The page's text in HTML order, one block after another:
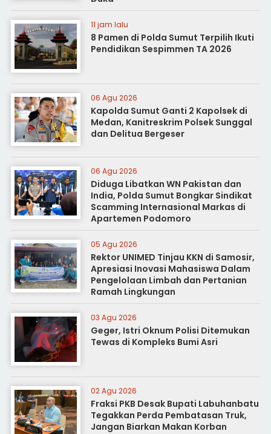
11 jam lalu
8 Pamen di Polda Sumut Terpilih Ikuti
Pendidikan Sespimmen TA 2026
06 Agu 2026
Kapolda Sumut Ganti 2 Kapolsek di
Medan, Kanitreskrim Polsek Sunggal
dan Delitua Bergeser
06 Agu 2026
Diduga Libatkan WN Pakistan dan
India, Polda Sumut Bongkar Sindikat
Scamming Internasional Markas di
Apartemen Podomoro
05 Agu 2026
Rektor UNIMED Tinjau KKN di Samosir,
Apresiasi Inovasi Mahasiswa Dalam
Pengelolaan Limbah dan Pertanian
Ramah Lingkungan
03 Agu 2026
Geger, Istri Oknum Polisi Ditemukan
Tewas di Kompleks Bumi Asri
02 Agu 2026
Fraksi PKB Desak Bupati Labuhanbatu
Tegakkan Perda Pembatasan Truk,
Jangan Biarkan Makan Korban